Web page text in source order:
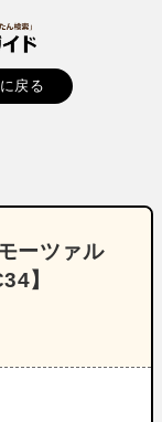
戻る
ーツァル
】